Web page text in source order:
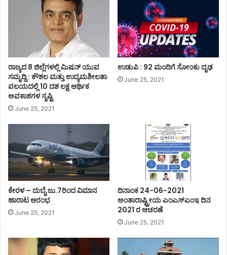
ರಾಜ್ಯದ 8 ಜಿಲ್ಲೆಗಳಲ್ಲಿ ಮಿಷನ್ ಯುವ
ಸಮೃದ್ದಿ : ಕೌಶಲ ಮತ್ತು ಉದ್ಯಮಶೀಲತಾ
ವಲಯದಲ್ಲಿ 10 ದಶ ಲಕ್ಷ ಆರ್ಥಿಕ
ಅವಕಾಶಗಳ ಸೃಷ್ಟಿ
June 25, 2021
ಉಡುಪಿ : 92 ಮಂದಿಗೆ ಸೋಂಕು ದೃಢ
June 25, 2021
ಕೇರಳ – ದುಬೈ ಜು.7ರಿಂದ ವಿಮಾನ
ಹಾರಾಟ ಆರಂಭ
June 25, 2021
ದಿನಾಂಕ 24-06-2021
ಅಂತಾರಾಷ್ಟ್ರೀಯ ಎಂಎಸ್ಎಂಇ ದಿನ
2021 ರ ಆಚರಣೆ
June 25, 2021